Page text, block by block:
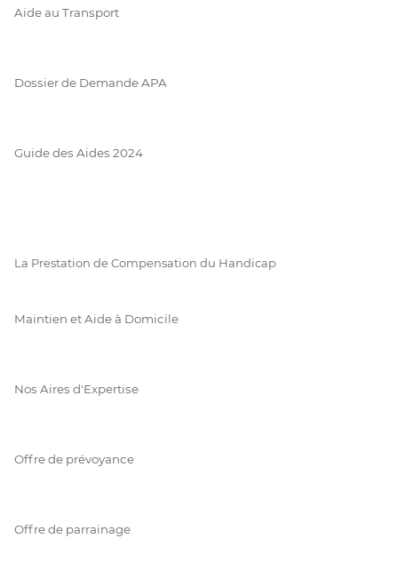
Aide au Transport
Dossier de Demande APA
Guide des Aides 2024
La Prestation de Compensation du Handicap
Maintien et Aide à Domicile
Nos Aires d'Expertise
Offre de prévoyance
Offre de parrainage